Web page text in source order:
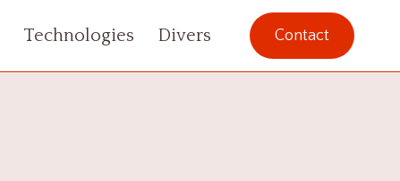
Technologies Divers Contact